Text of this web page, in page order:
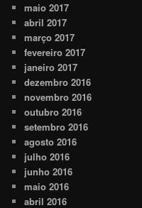
maio 2017
abril 2017
março 2017
fevereiro 2017
janeiro 2017
dezembro 2016
novembro 2016
outubro 2016
setembro 2016
agosto 2016
julho 2016
junho 2016
maio 2016
abril 2016